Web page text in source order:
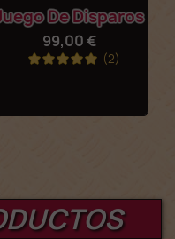
De Disparos
99,00 €
(2)